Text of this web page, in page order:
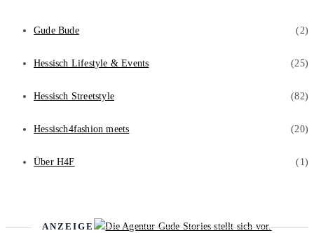
Gude Bude (2)
Hessisch Lifestyle & Events (25)
Hessisch Streetstyle (82)
Hessisch4fashion meets (20)
Über H4F (1)
ANZEIGE